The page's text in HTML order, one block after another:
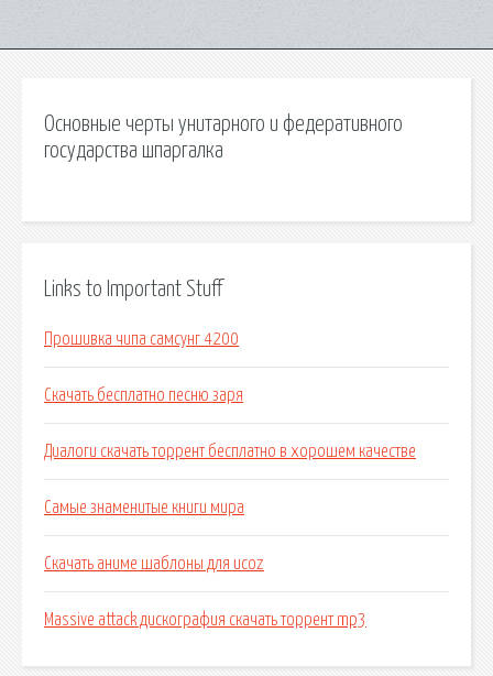
Основные черты унитарного и федеративного
государства шпаргалка
Links to Important Stuff
Прошивка чипа самсунг 4200
Скачать бесплатно песню заря
Диалоги скачать торрент бесплатно в хорошем качестве
Самые знаменитые книги мира
Скачать аниме шаблоны для ucoz
Massive attack дискография скачать торрент mp3